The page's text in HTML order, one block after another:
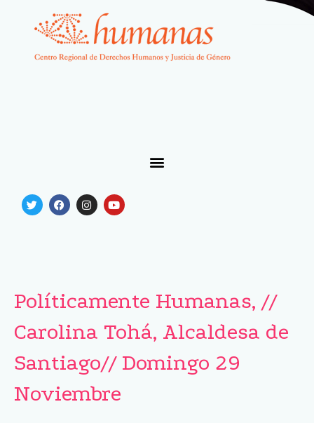
Políticamente Humanas, //
Carolina Tohá, Alcaldesa de
Santiago// Domingo 29
Noviembre